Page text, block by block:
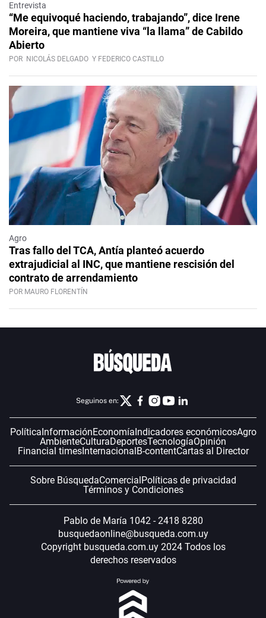
Entrevista
“Me equivoqué haciendo, trabajando”, dice Irene
Moreira, que mantiene viva “la llama” de Cabildo
Abierto
POR NICOLÁS DELGADO Y FEDERICO CASTILLO
Agro
Tras fallo del TCA, Antía planteó acuerdo
extrajudicial al INC, que mantiene rescisión del
contrato de arrendamiento
POR MAURO FLORENTÍN
Seguinos en:
PolíticaInformaciónEconomíaIndicadores económicosAgro
AmbienteCulturaDeportesTecnologíaOpinión
Financial timesInternacionalB-contentCartas al Director
Sobre BúsquedaComercialPolíticas de privacidad
Términos y Condiciones
Pablo de María 1042 - 2418 8280
busquedaonline@busqueda.com.uy
Copyright busqueda.com.uy 2024 Todos los
derechos reservados